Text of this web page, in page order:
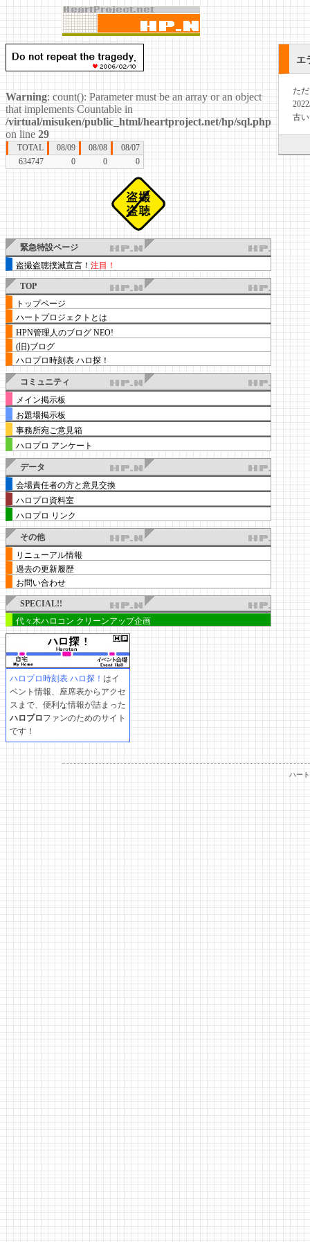
Warning: count(): Parameter must be an array or an object
that implements Countable in
/virtual/misuken/public_html/heartproject.net/hp/sql.php
on line 29
TOTAL 08/09 08/08
08/07
634747
0 0 0
緊急特設ページ
盗撮盗聴撲滅宣言！ 注目！
TOP
トップページ
ハートプロジェクトとは
HPN管理人のブログ NEO!
(旧)ブログ
ハロプロ時刻表 ハロ探！
コミュニティ
メイン掲示板
お題場掲示板
事務所宛ご意見箱
ハロプロ アンケート
データ
会場責任者の方と意見交換
ハロプロ資料室
ハロプロ リンク
その他
リニューアル情報
過去の更新履歴
お問い合わせ
SPECIAL!!
代々木ハロコン クリーンアップ企画
ハロプロ時刻表 ハロ探！ はイ
ベント情報、座席表からアクセ
スまで、便利な情報が詰まった
ハロプロファンのためのサイト
です！
エ
た
古
ハー